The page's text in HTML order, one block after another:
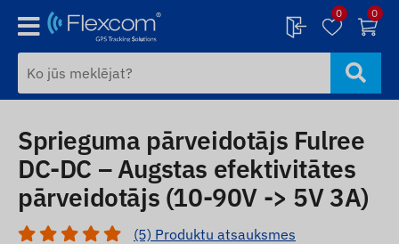
0 0
Sprieguma pārveidotājs Fulree
DC-DC – Augstas efektivitātes
pārveidotājs (10-90V -> 5V 3A)
(5) Produktu atsauksmes